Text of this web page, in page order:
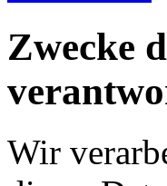
Zwecke
Wir